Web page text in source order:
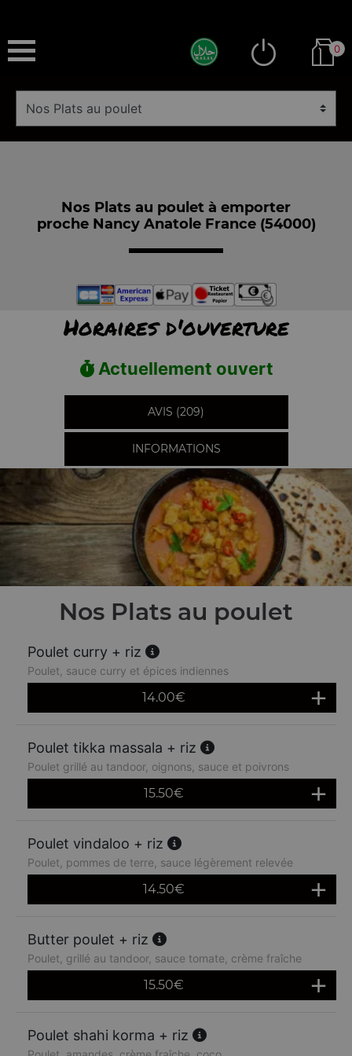
0
Nos Plats au poulet à emporter
proche Nancy Anatole France (54000)
Horaires d'ouverture
Actuellement ouvert
AVIS (209)
INFORMATIONS
Nos Plats au poulet
Poulet curry + riz
Poulet, sauce curry et épices indiennes
14.00€
Poulet tikka massala + riz
Poulet grillé au tandoor, oignons, sauce et poivrons
15.50€
Poulet vindaloo + riz
Poulet, pommes de terre, sauce légèrement relevée
14.50€
Butter poulet + riz
Poulet, grillé au tandoor, sauce tomate, crème fraîche
15.50€
Poulet shahi korma + riz